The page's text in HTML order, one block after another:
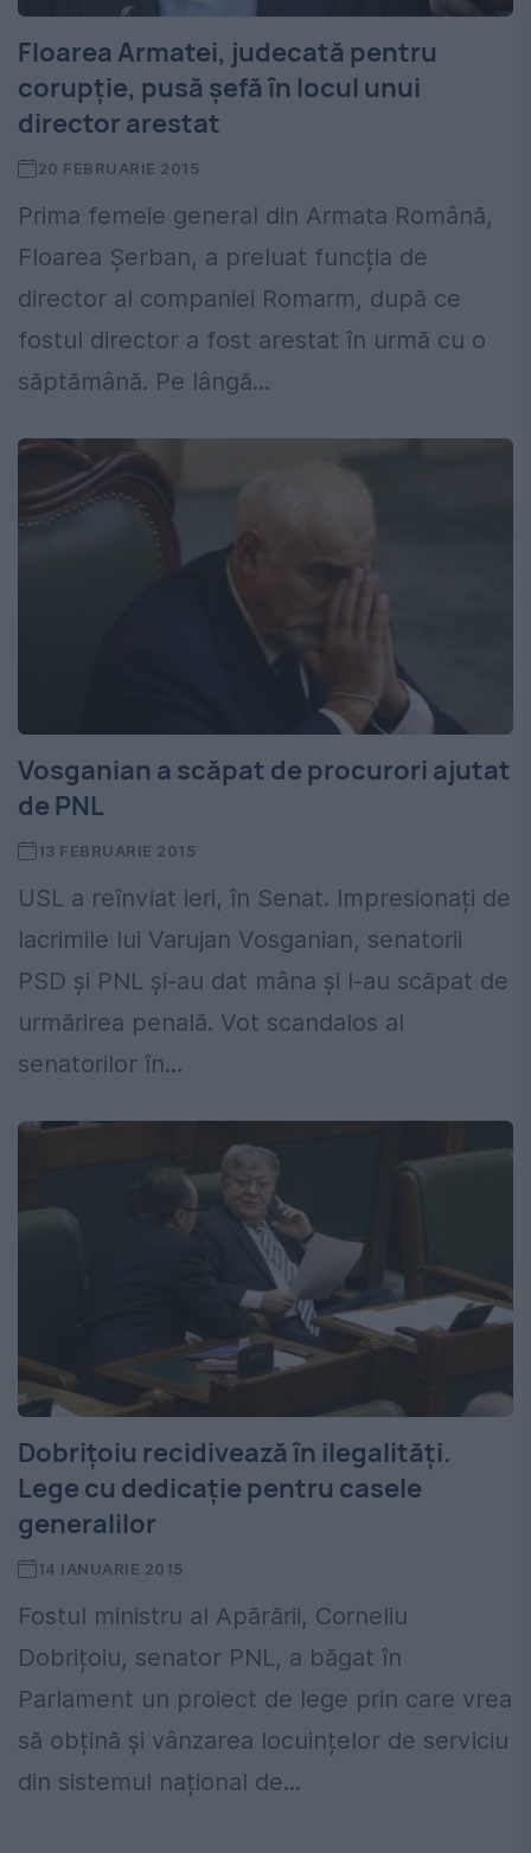
Floarea Armatei, judecată pentru
corupție, pusă șefă în locul unui
director arestat
20 FEBRUARIE 2015
Prima femeie general din Armata Română,
Floarea Șerban, a preluat funcția de
director al companiei Romarm, după ce
fostul director a fost arestat în urmă cu o
săptămână. Pe lângă...
Vosganian a scăpat de procurori ajutat
de PNL
13 FEBRUARIE 2015
USL a reînviat ieri, în Senat. Impresionați de
lacrimile lui Varujan Vosganian, senatorii
PSD și PNL și-au dat mâna și l-au scăpat de
urmărirea penală. Vot scandalos al
senatorilor în...
Dobrițoiu recidivează în ilegalități.
Lege cu dedicație pentru casele
generalilor
14 IANUARIE 2015
Fostul ministru al Apărării, Corneliu
Dobrițoiu, senator PNL, a băgat în
Parlament un proiect de lege prin care vrea
să obțină și vânzarea locuințelor de serviciu
din sistemul național de...